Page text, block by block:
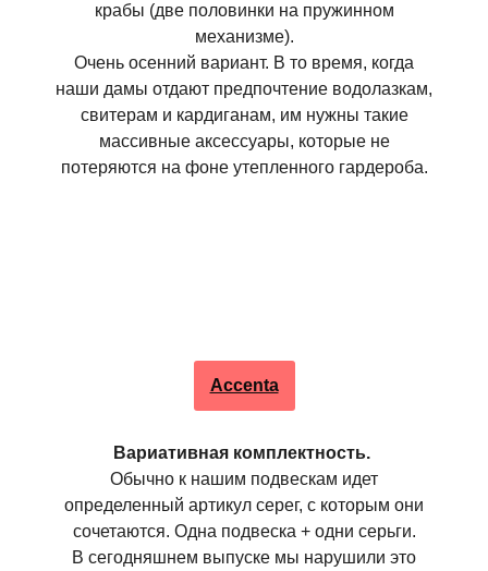
крабы (две половинки на пружинном
механизме).
Очень осенний вариант. В то время, когда
наши дамы отдают предпочтение водолазкам,
свитерам и кардиганам, им нужны такие
массивные аксессуары, которые не
потеряются на фоне утепленного гардероба.
Accenta
Вариативная комплектность.
Обычно к нашим подвескам идет
определенный артикул серег, с которым они
сочетаются. Одна подвеска + одни серьги.
В сегодняшнем выпуске мы нарушили это